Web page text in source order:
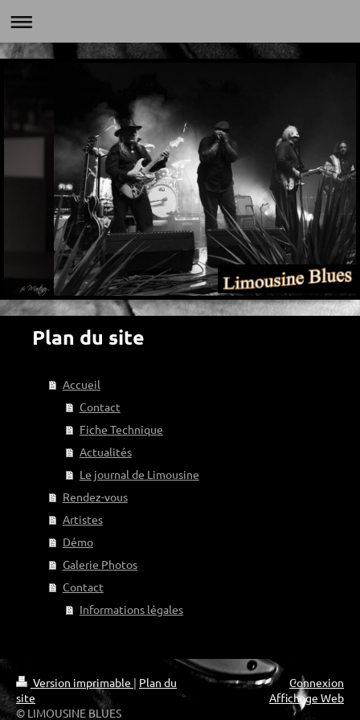
Plan du site
Accueil
Contact
Fiche Technique
Actualités
Le journal de Limousine
Rendez-vous
Artistes
Démo
Galerie Photos
Contact
Informations légales
Version imprimable | Plan du
site
© LIMOUSINE BLUES
Connexion
Affichage Web